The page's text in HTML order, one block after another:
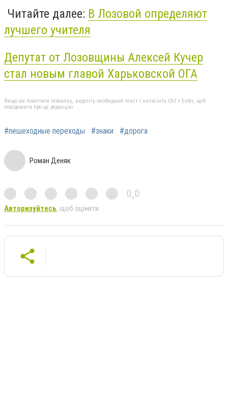
Читайте далее: В Лозовой определяют
лучшего учителя
Депутат от Лозовщины Алексей Кучер
стал новым главой Харьковской ОГА
Якщо ви помітили помилку, виділіть необхідний текст і натисніть Ctrl + Enter, щоб
повідомити про це редакцію
#пешеходные переходы #знаки #дорога
Роман Деняк
0,0
Авторизуйтесь, щоб оцінити